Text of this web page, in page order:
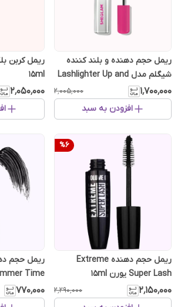
ریمل حجم دهنده و بلند کننده
شیگلم مدل Lashlighter Up and
Out
۱٬۷۰۰٬۰۰۰ ۲٬۰۰۵٬۰۰۰
افزودن به سبد
15ml
۲٬۰۵۰٬۰۰۰
%6
ریمل حجم دهنده Extreme
Super Lash یورن 15ml
۲٬۱۵۰٬۰۰۰ ۲٬۲۹۰٬۰۰۰
ریمل حجم
Time
۷۷۰٬۰۰۰